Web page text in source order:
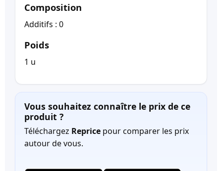
Composition
Additifs : 0
Poids
1 u
Vous souhaitez connaître le prix de ce
produit ?
Téléchargez Reprice pour comparer les prix
autour de vous.